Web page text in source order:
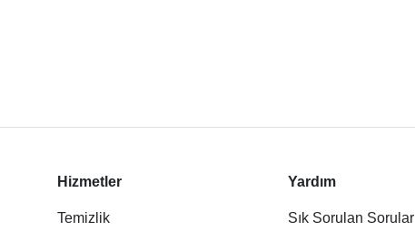
Hizmetler
Temizlik
Yardım
Sık Sorulan Sorular